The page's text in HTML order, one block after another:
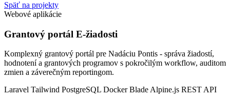
Späť na projekty
Webové aplikácie
Grantový portál E-žiadosti
Komplexný grantový portál pre Nadáciu Pontis - správa žiadostí,
hodnotení a grantových programov s pokročilým workflow, auditom
zmien a záverečným reportingom.
Laravel Tailwind PostgreSQL Docker BladeAlpine.js REST API